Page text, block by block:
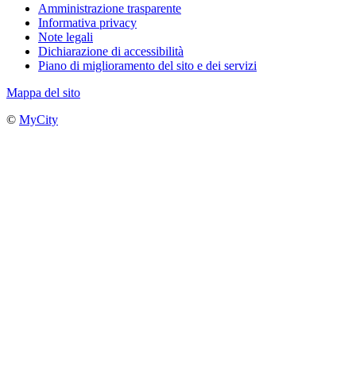
Amministrazione trasparente
Informativa privacy
Note legali
Dichiarazione di accessibilità
Piano di miglioramento del sito e dei servizi
Mappa del sito
© MyCity